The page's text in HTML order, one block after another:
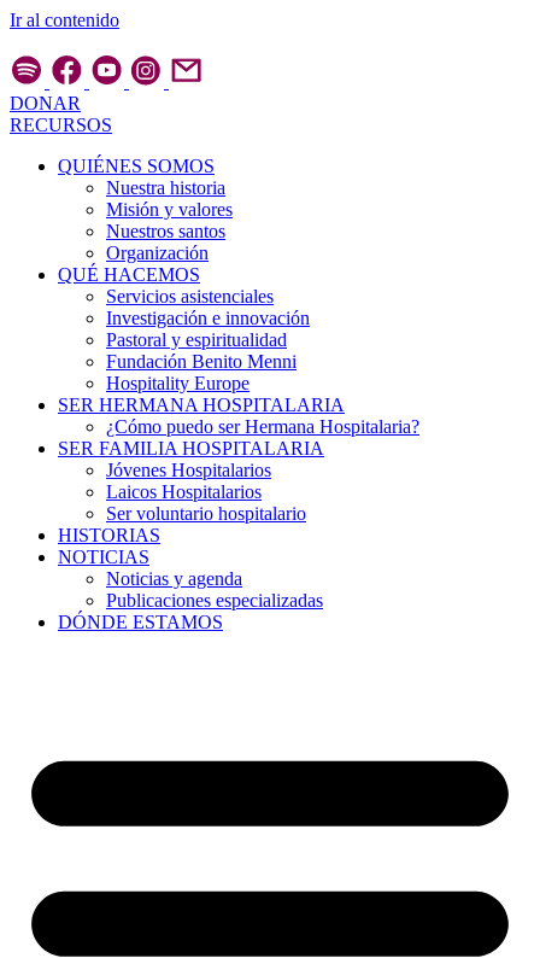
Ir al contenido
DONAR
RECURSOS
QUIÉNES SOMOS
Nuestra historia
Misión y valores
Nuestros santos
Organización
QUÉ HACEMOS
Servicios asistenciales
Investigación e innovación
Pastoral y espiritualidad
Fundación Benito Menni
Hospitality Europe
SER HERMANA HOSPITALARIA
¿Cómo puedo ser Hermana Hospitalaria?
SER FAMILIA HOSPITALARIA
Jóvenes Hospitalarios
Laicos Hospitalarios
Ser voluntario hospitalario
HISTORIAS
NOTICIAS
Noticias y agenda
Publicaciones especializadas
DÓNDE ESTAMOS